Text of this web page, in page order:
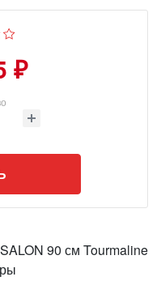
₽
90 см Tourmaline